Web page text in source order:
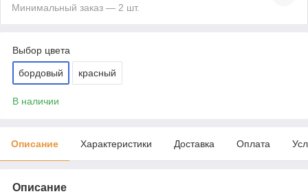
Минимальный заказ — 2 шт.
Выбор цвета
бордовый красный
В наличии
Описание Характеристики Доставка Оплата
Описание